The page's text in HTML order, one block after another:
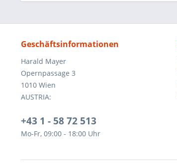
Geschäftsinformationen
Harald Mayer
Opernpassage 3
1010 Wien
AUSTRIA:
+43 1 - 58 72 513
Mo-Fr, 09:00 - 18:00 Uhr